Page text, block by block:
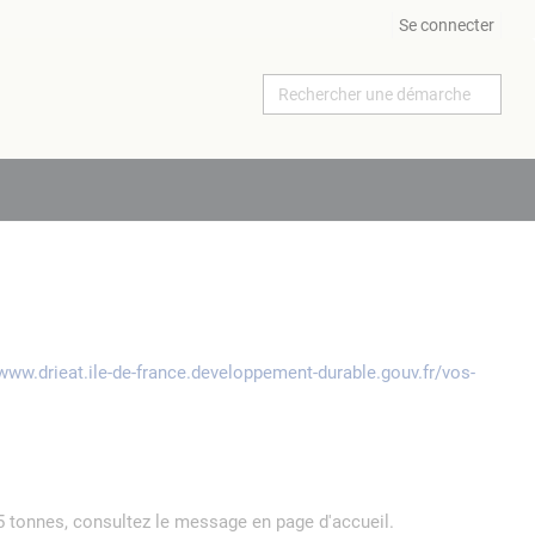
Se connecter
de-france.developpement-durable.gouv.fr/vos-
consultez le message en page d'accueil.